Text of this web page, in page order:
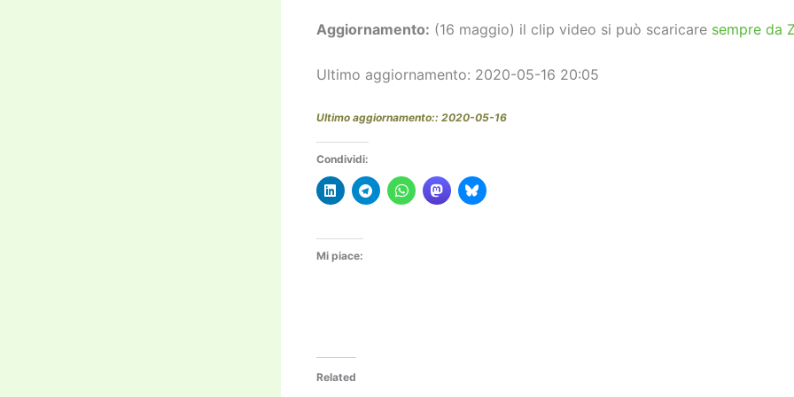
Aggiornamento: (16 maggio) il clip video si può scaricare sempre da
Ultimo aggiornamento: 2020-05-16 20:05
Ultimo aggiornamento:: 2020-05-16
Condividi:
Mi piace:
Related